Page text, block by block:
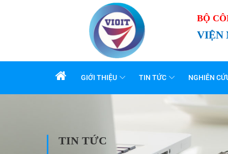
BỘ
VIỆN
GIỚI THIỆU TIN TỨC NGHIÊN
TIN TỨC